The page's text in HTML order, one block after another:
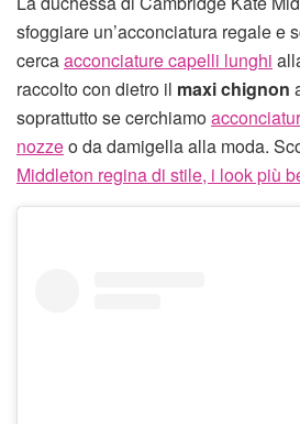
sfoggiare un’acconciatura regale e
cercaacconciature capelli lunghi
raccolto con dietro il maxi chignon
soprattutto se cerchiamo
nozzeo da damigella alla moda.
Middleton regina di stile, i look più